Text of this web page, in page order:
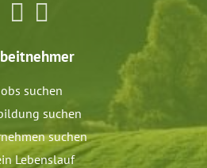
suchen
suchen
suchen
Lebenslauf